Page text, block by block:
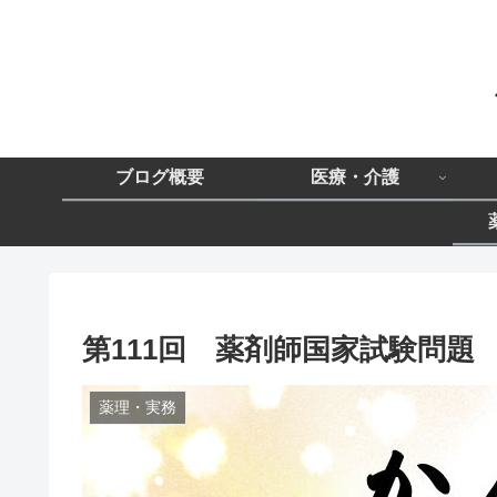
ブログ概要 医療・介護
第111回 薬剤師国家試験問題
薬理・実務